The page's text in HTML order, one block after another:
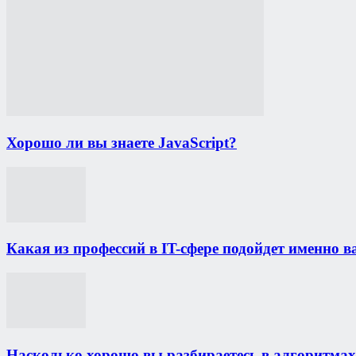
Хорошо ли вы знаете JavaScript?
Какая из профессий в IT-сфере подойдет именно